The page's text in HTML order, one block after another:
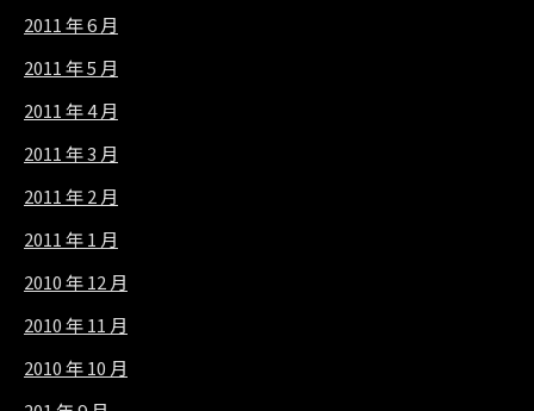
2011 年 6 月
2011 年 5 月
2011 年 4 月
2011 年 3 月
2011 年 2 月
2011 年 1 月
2010 年 12 月
2010 年 11 月
2010 年 10 月